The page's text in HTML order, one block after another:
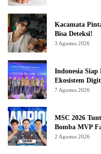
Kacamata
Bisa Deteksi!
3 Agustus 2026
Indonesia
Ekosistem
7 Agustus 2026
MSC 2026
Bomba MVP
2 Agustus 2026